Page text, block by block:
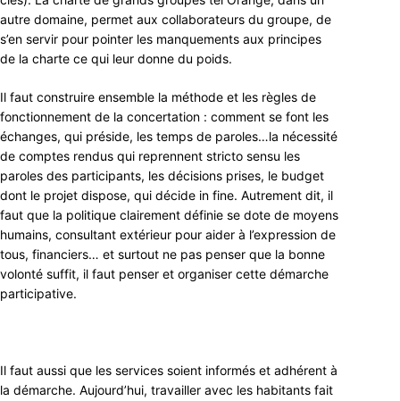
autre domaine, permet aux collaborateurs du groupe, de
s’en servir pour pointer les manquements aux principes
de la charte ce qui leur donne du poids.
Il faut construire ensemble la méthode et les règles de
fonctionnement de la concertation : comment se font les
échanges, qui préside, les temps de paroles…la nécessité
de comptes rendus qui reprennent stricto sensu les
paroles des participants, les décisions prises, le budget
dont le projet dispose, qui décide in fine. Autrement dit, il
faut que la politique clairement définie se dote de moyens
humains, consultant extérieur pour aider à l’expression de
tous, financiers… et surtout ne pas penser que la bonne
volonté suffit, il faut penser et organiser cette démarche
participative.
Il faut aussi que les services soient informés et adhérent à
la démarche. Aujourd’hui, travailler avec les habitants fait